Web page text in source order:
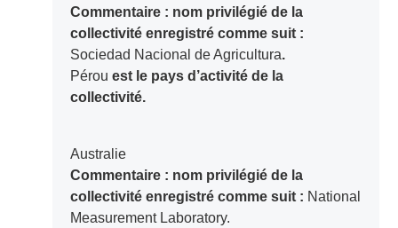
Commentaire : nom privilégié de la
collectivité enregistré comme suit :
Sociedad Nacional de Agricultura.
Pérou est le pays d’activité de la
collectivité.
Australie
Commentaire : nom privilégié de la
collectivité enregistré comme suit : National
Measurement Laboratory.